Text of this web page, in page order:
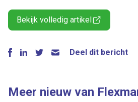
Bekijk volledig artikel
Deel dit bericht
Meer nieuw van